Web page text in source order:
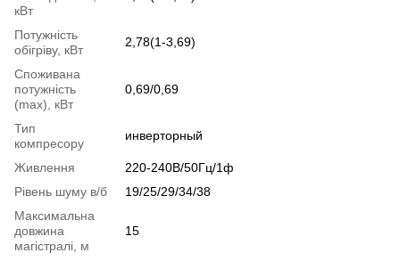
кВт
Потужність
обігріву, кВт
2,78(1-3,69)
Споживана
потужність
(max), кВт
0,69/0,69
Тип
компресору
инверторный
Живлення
220-240В/50Гц/1ф
Рівень шуму в/б
19/25/29/34/38
Максимальна
довжина
магістралі, м
15